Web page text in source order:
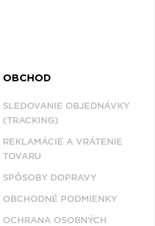
OBCHOD
SLEDOVANIE OBJEDNÁVKY
(TRACKING)
REKLAMÁCIE A VRÁTENIE
TOVARU
SPÔSOBY DOPRAVY
OBCHODNÉ PODMIENKY
OCHRANA OSOBNÝCH